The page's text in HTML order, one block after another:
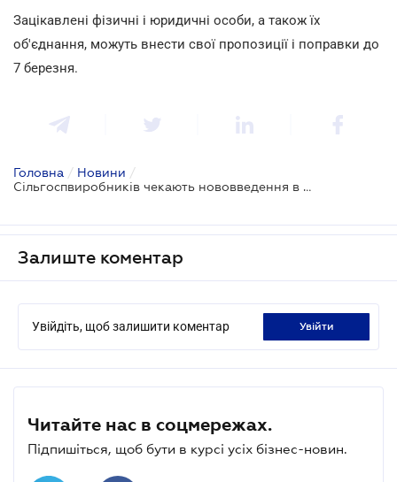
Зацікавлені фізичні і юридичні особи, а також їх
об'єднання, можуть внести свої пропозиції і поправки до
7 березня.
Головна / Новини /
Сільгоспвиробників чекають нововведення в охороні праці
Залиште коментар
Увійдіть, щоб залишити коментар увійти
Читайте нас в соцмережах.
Підпишіться, щоб бути в курсі усіх бізнес-новин.